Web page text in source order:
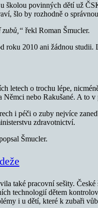
školou povinných dětí už
šlo by rozhodně o
zubů,“ řekl Roman Šmucler.
2010 ani žádnou
letech o trochu lépe,
nebo Rakušané. A to
i péči o zuby nejvíce
zdravotnictví.
Šmucler.
také pracovní sešity.
technologií dětem
i u dětí, které k zubaři